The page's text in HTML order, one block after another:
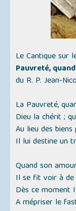
Le Cantique sur
Pauvreté,
du R. P. Jean-
La Pauvreté,
Dieu la chérit ;
Au lieu des
Il lui destine un
Quand son
Il se fit voir à de
Dès ce moment
A mépriser le